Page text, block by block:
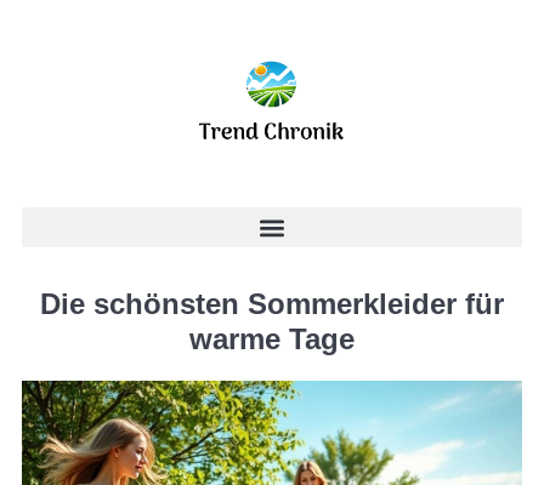
Die schönsten Sommerkleider für
warme Tage